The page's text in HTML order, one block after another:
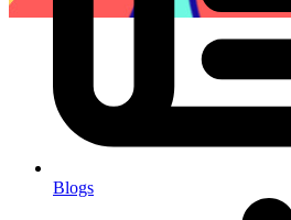
Blogs